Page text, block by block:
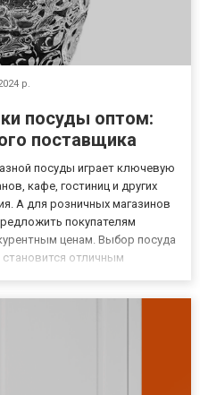
р.
посуды оптом:
поставщика
посуды играет ключевую
кафе, гостиниц и других
А для розничных магазинов
покупателям
ценам. Выбор посуда
отличным